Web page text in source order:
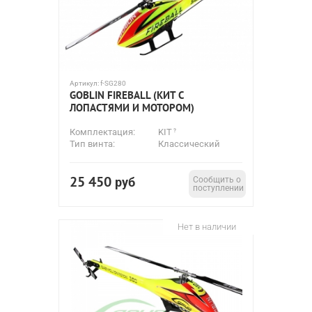
Артикул:f-SG280
GOBLIN FIREBALL (КИТ С
ЛОПАСТЯМИ И МОТОРОМ)
Комплектация:
KIT
Тип винта:
Классический
25 450 руб
Сообщить о
поступлении
Нет в наличии